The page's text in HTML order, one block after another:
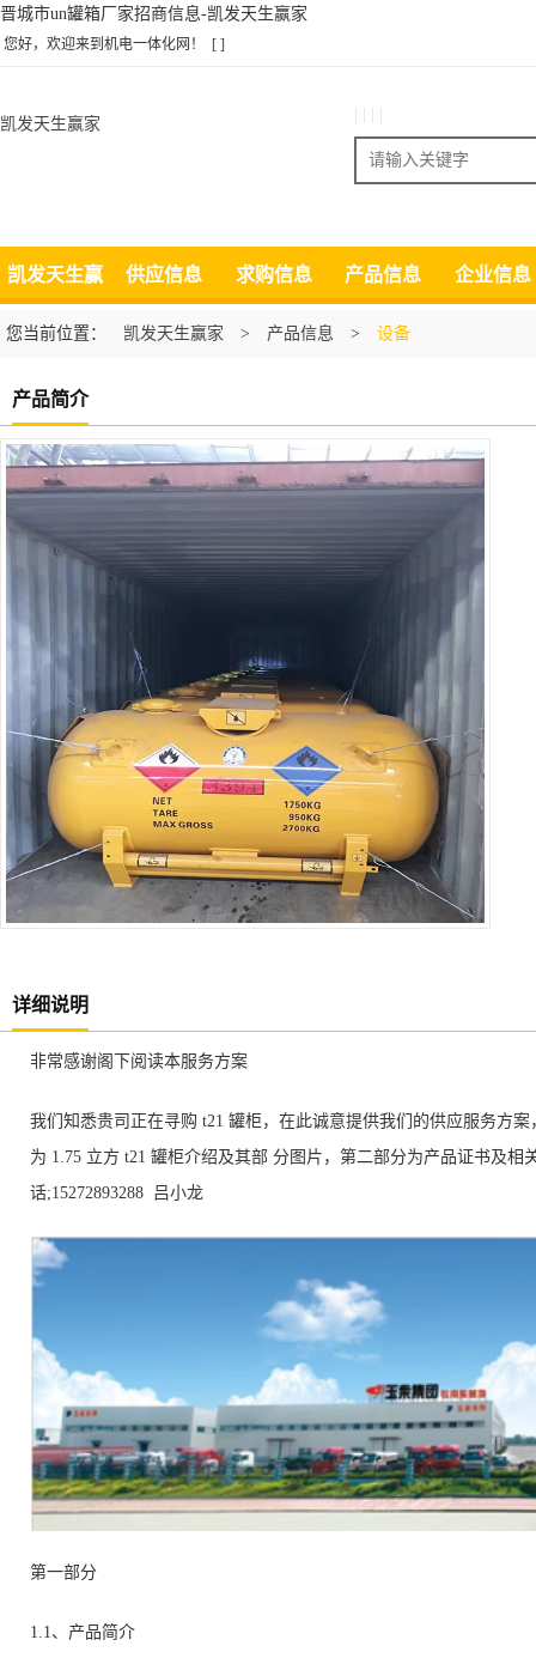
晋城市un罐箱厂家招商信息-凯发天生赢家
您好，欢迎来到机电一体化网！ [ ]
凯发天生赢家
搜索
凯发天生赢
家
供应信息 求购信息 产品信息 企业信息
您当前位置： 凯发天生赢家 > 产品信息 > 设备
产品简介
详细说明
非常感谢阁下阅读本服务方案
我们知悉贵司正在寻购 t21 罐柜，在此诚意提供我们的供应服务方
为 1.75 立方 t21 罐柜介绍及其部 分图片，第二部分为产品证书及相
话;15272893288 吕小龙
第一部分
1.1、产品简介